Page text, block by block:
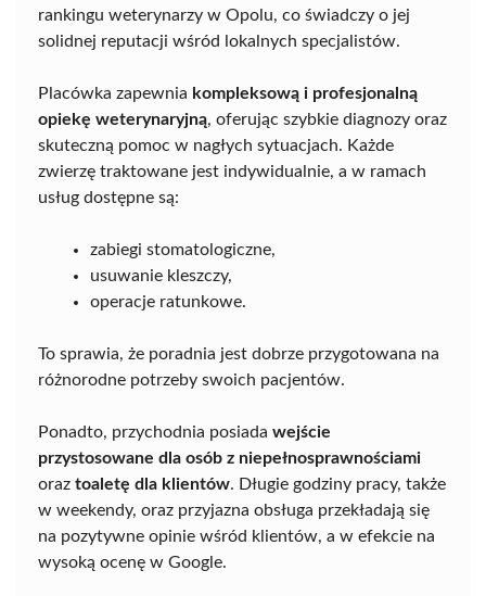
rankingu weterynarzy w Opolu, co świadczy o jej
solidnej reputacji wśród lokalnych specjalistów.
Placówka zapewnia kompleksową i profesjonalną
opiekę weterynaryjną, oferując szybkie diagnozy oraz
skuteczną pomoc w nagłych sytuacjach. Każde
zwierzę traktowane jest indywidualnie, a w ramach
usług dostępne są:
zabiegi stomatologiczne,
usuwanie kleszczy,
operacje ratunkowe.
To sprawia, że poradnia jest dobrze przygotowana na
różnorodne potrzeby swoich pacjentów.
Ponadto, przychodnia posiada wejście
przystosowane dla osób z niepełnosprawnościami
oraz toaletę dla klientów. Długie godziny pracy, także
w weekendy, oraz przyjazna obsługa przekładają się
na pozytywne opinie wśród klientów, a w efekcie na
wysoką ocenę w Google.